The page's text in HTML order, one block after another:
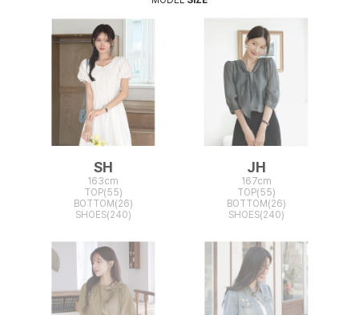
SH
163cm
TOP(55)
BOTTOM(26)
SHOES(240)
JH
167cm
TOP(55)
BOTTOM(26)
SHOES(240)